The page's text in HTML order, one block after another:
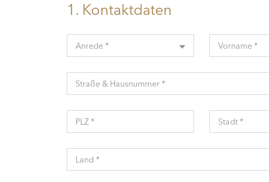
1. Kontaktdaten
Anrede * Vorname *
Straße & Hausnummer *
PLZ * Stadt *
Land *